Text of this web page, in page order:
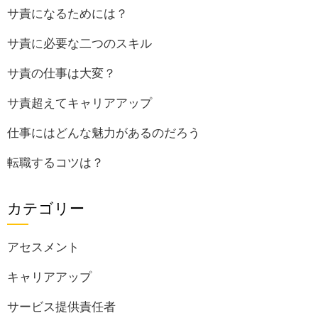
サ責になるためには？
サ責に必要な二つのスキル
サ責の仕事は大変？
サ責超えてキャリアアップ
仕事にはどんな魅力があるのだろう
転職するコツは？
カテゴリー
アセスメント
キャリアアップ
サービス提供責任者